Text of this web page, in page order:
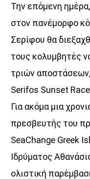
UPCOMING
Κοιμάστε
07:30
«Στο βάθος
08:30
Σημεία &
Την επόμενη
στον πανέμορφο
Σερίφου θα
τους κολυμβητές
τριών
Serifos Sunset
Για ακόμα μια
πρεσβευτής του
SeaChange Greek
Ιδρύματος
ολιστική